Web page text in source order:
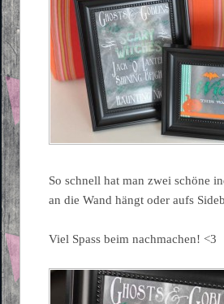
So schnell hat man zwei schöne
an die Wand hängt oder aufs
Viel Spass beim nachmachen! <3